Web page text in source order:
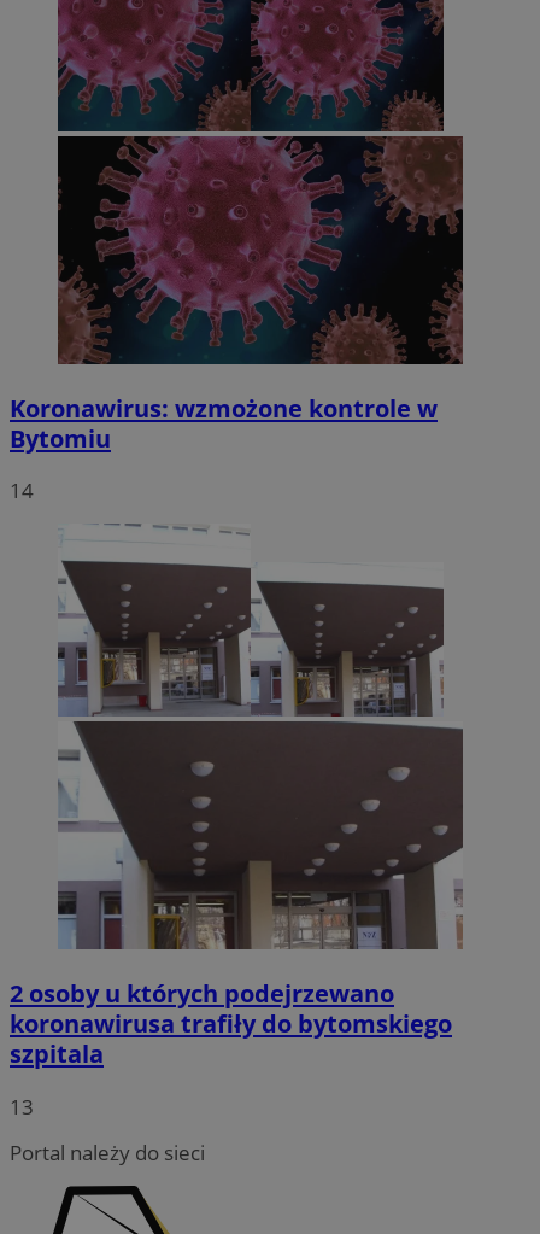
Koronawirus: wzmożone kontrole w
Bytomiu
14
2 osoby u których podejrzewano
koronawirusa trafiły do bytomskiego
szpitala
13
Portal należy do sieci